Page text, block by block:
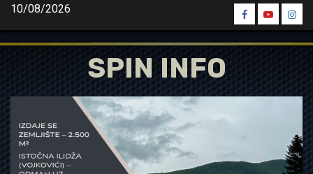
Skip
content
10/08/2026
Spin
Facebook
Spin
Youtube
Spin
SPIN INFO